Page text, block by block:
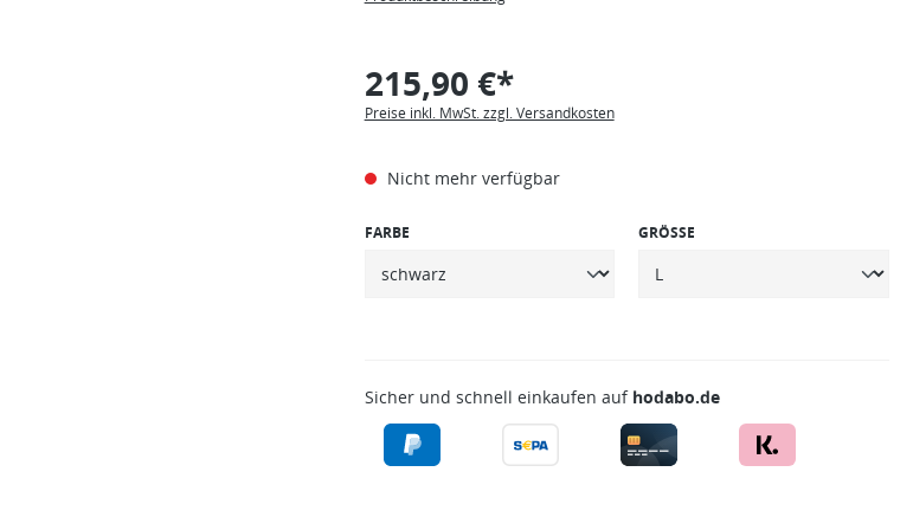
215,90 €*
Preise inkl. MwSt. zzgl. Versandkosten
Nicht mehr verfügbar
FARBE GRÖSSE
Sicher und schnell einkaufen auf hodabo.de